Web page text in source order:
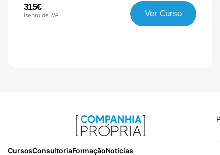
315€
Isento de IVA Ver Curso
CursosConsultoriaFormaçãoNotícias